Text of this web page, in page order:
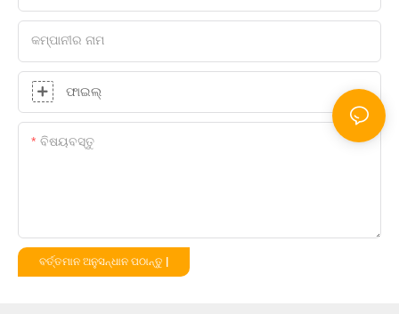
କମ୍ପାନୀର ନାମ
ଫାଇଲ୍
ବିଷୟବସ୍ତୁ
ବର୍ତ୍ତମାନ ଅନୁସନ୍ଧାନ ପଠାନ୍ତୁ |